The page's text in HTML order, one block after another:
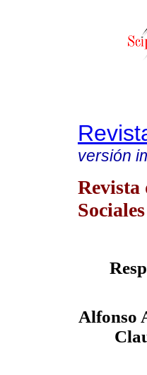
versión
Revista
Alfonso